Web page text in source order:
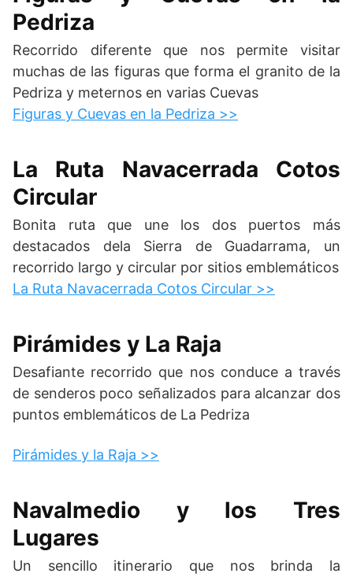
Pedriza
Recorrido diferente que nos permite visitar
muchas de las figuras que forma el granito de la
Pedriza y meternos en varias Cuevas
Figuras y Cuevas en la Pedriza >>
La Ruta Navacerrada Cotos
Circular
Bonita ruta que une los dos puertos más
destacados dela Sierra de Guadarrama, un
recorrido largo y circular por sitios emblemáticos
La Ruta Navacerrada Cotos Circular >>
Pirámides y La Raja
Desafiante recorrido que nos conduce a través
de senderos poco señalizados para alcanzar dos
puntos emblemáticos de La Pedriza
Pirámides y la Raja >>
Navalmedio y los Tres
Lugares
Un sencillo itinerario que nos brinda la